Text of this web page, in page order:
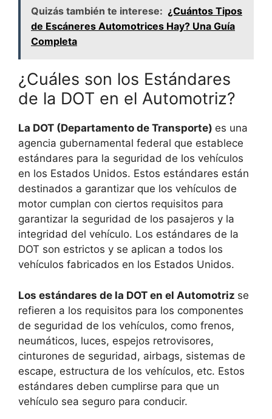
Quizás también te interese: ¿Cuántos Tipos
de Escáneres Automotrices Hay? Una Guía
Completa
¿Cuáles son los Estándares
de la DOT en el Automotriz?
La DOT (Departamento de Transporte) es una
agencia gubernamental federal que establece
estándares para la seguridad de los vehículos
en los Estados Unidos. Estos estándares están
destinados a garantizar que los vehículos de
motor cumplan con ciertos requisitos para
garantizar la seguridad de los pasajeros y la
integridad del vehículo. Los estándares de la
DOT son estrictos y se aplican a todos los
vehículos fabricados en los Estados Unidos.
Los estándares de la DOT en el Automotriz se
refieren a los requisitos para los componentes
de seguridad de los vehículos, como frenos,
neumáticos, luces, espejos retrovisores,
cinturones de seguridad, airbags, sistemas de
escape, estructura de los vehículos, etc. Estos
estándares deben cumplirse para que un
vehículo sea seguro para conducir.